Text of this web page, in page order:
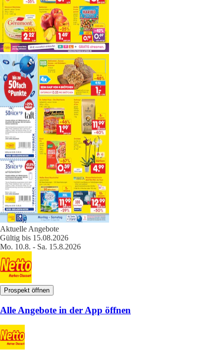
Aktuelle Angebote
Gültig bis 15.08.2026
Mo. 10.8. - Sa. 15.8.2026
Prospekt öffnen
Alle Angebote in der App öffnen